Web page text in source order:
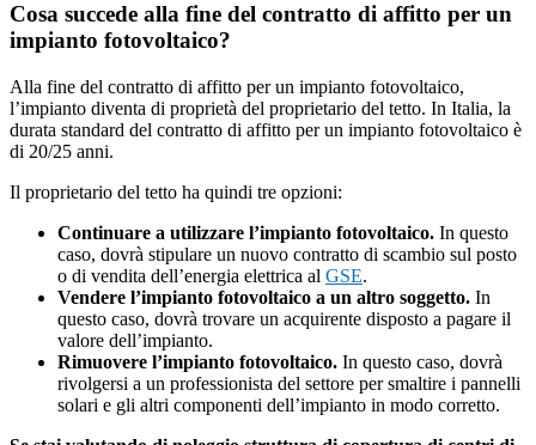
Cosa succede alla fine del contratto di affitto per un
impianto fotovoltaico?
Alla fine del contratto di affitto per un impianto fotovoltaico,
l’impianto diventa di proprietà del proprietario del tetto. In Italia, la
durata standard del contratto di affitto per un impianto fotovoltaico è
di 20/25 anni.
Il proprietario del tetto ha quindi tre opzioni:
Continuare a utilizzare l’impianto fotovoltaico. In questo
caso, dovrà stipulare un nuovo contratto di scambio sul posto
o di vendita dell’energia elettrica al GSE.
Vendere l’impianto fotovoltaico a un altro soggetto. In
questo caso, dovrà trovare un acquirente disposto a pagare il
valore dell’impianto.
Rimuovere l’impianto fotovoltaico. In questo caso, dovrà
rivolgersi a un professionista del settore per smaltire i pannelli
solari e gli altri componenti dell’impianto in modo corretto.